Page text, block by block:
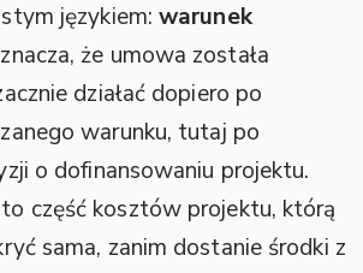
językiem: warunek
że umowa została
działać dopiero po
warunku, tutaj po
o dofinansowaniu projektu.
to część kosztów projektu, którą
sama, zanim dostanie środki z